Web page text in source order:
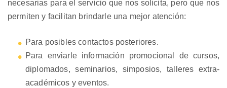
necesarias para el servicio que nos solicita, pero que nos
permiten y facilitan brindarle una mejor atención:
Para posibles contactos posteriores.
Para enviarle información promocional de cursos,
diplomados, seminarios, simposios, talleres extra-
académicos y eventos.